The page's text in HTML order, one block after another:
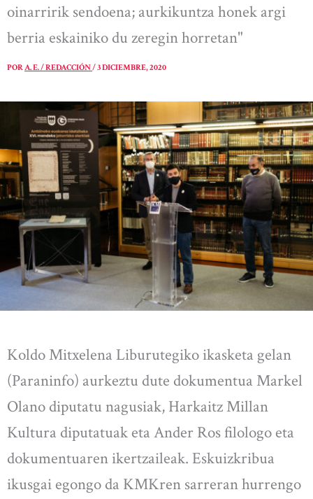
oinarririk sendoena; aurkikuntza honek argi
berria eskainiko du zeregin horretan"
PORA. E. / REDACCIÓN/3 DICIEMBRE, 2020
Koldo Mitxelena Liburutegiko ikasketa gelan
(Paraninfo) aurkeztu dute dokumentua Markel
Olano diputatu nagusiak, Harkaitz Millan
Kultura diputatuak eta Ander Ros filologo eta
dokumentuaren ikertzaileak. Eskuizkribua
ikusgai egongo da KMKren sarreran hurrengo